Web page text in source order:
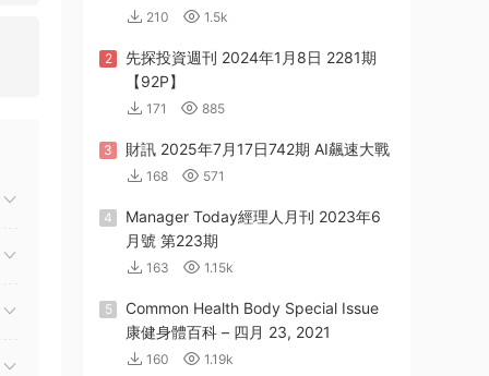
210 1.5k
2
先探投資週刊 2024年1月8日 2281期
【92P】
171 885
3 財訊 2025年7月17日742期 AI飆速大戰
168 571
4
Manager Today經理人月刊 2023年6
月號 第223期
163 1.15k
5
Common Health Body Special Issue
康健身體百科 – 四月 23, 2021
160 1.19k